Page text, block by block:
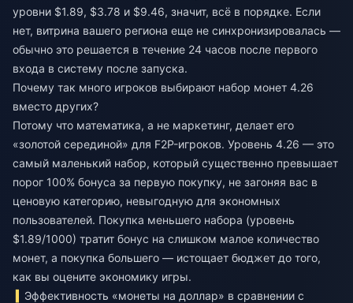
уровни $1.89, $3.78 и $9.46, значит, всё в порядке. Если
нет, витрина вашего региона еще не синхронизировалась —
обычно это решается в течение 24 часов после первого
входа в систему после запуска.
Почему так много игроков выбирают набор монет 4.26
вместо других?
Потому что математика, а не маркетинг, делает его
«золотой серединой» для F2P-игроков. Уровень 4.26 — это
самый маленький набор, который существенно превышает
порог 100% бонуса за первую покупку, не загоняя вас в
ценовую категорию, невыгодную для экономных
пользователей. Покупка меньшего набора (уровень
$1.89/1000) тратит бонус на слишком малое количество
монет, а покупка большего — истощает бюджет до того,
как вы оцените экономику игры.
Эффективность «монеты на доллар» в сравнении с